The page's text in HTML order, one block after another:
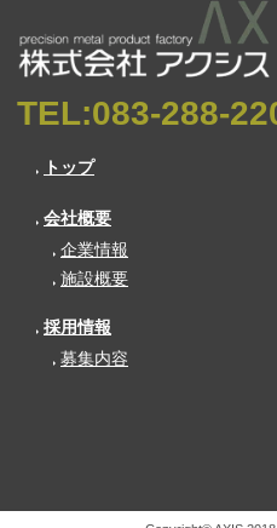
TEL:083-288-
トップ
会社概要
企業情報
施設概要
採用情報
募集内容